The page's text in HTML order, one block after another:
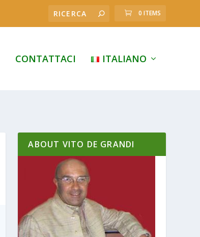
0 ITEMS
CONTATTACI ITALIANO
ABOUT VITO DE GRANDI